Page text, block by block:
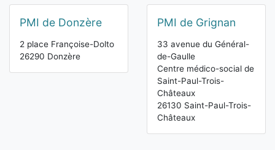
PMI de Donzère
2 place Françoise-Dolto
26290 Donzère
PMI de Grignan
33 avenue du Général-
de-Gaulle
Centre médico-social de
Saint-Paul-Trois-
Châteaux
26130 Saint-Paul-Trois-
Châteaux